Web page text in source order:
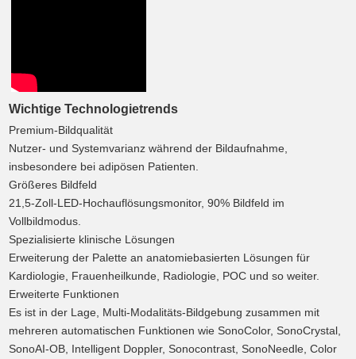
Wichtige Technologietrends
Premium-Bildqualität
Nutzer- und Systemvarianz während der Bildaufnahme,
insbesondere bei adipösen Patienten.
Größeres Bildfeld
21,5-Zoll-LED-Hochauflösungsmonitor, 90% Bildfeld im
Vollbildmodus.
Spezialisierte klinische Lösungen
Erweiterung der Palette an anatomiebasierten Lösungen für
Kardiologie, Frauenheilkunde, Radiologie, POC und so weiter.
Erweiterte Funktionen
Es ist in der Lage, Multi-Modalitäts-Bildgebung zusammen mit
mehreren automatischen Funktionen wie SonoColor, SonoCrystal,
SonoAI-OB, Intelligent Doppler, Sonocontrast, SonoNeedle, Color